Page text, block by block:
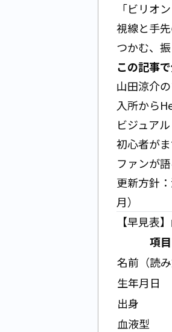
「ビリオ
視線と手
つかむ、
この記事
山田涼介
入所から
ビジュア
初心者が
ファンが
更新方針
月）
【早見表
項目
名前（読み
生年月日
出身
血液型